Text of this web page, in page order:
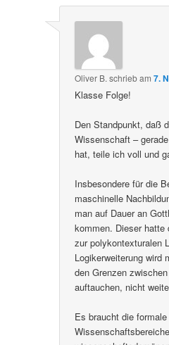
Oliver B. schrieb
Klasse Folge!
Den Standpunkt, daß
Wissenschaft –
hat, teile ich voll und
Insbesondere für die
maschinelle
man auf Dauer an
kommen. Dieser hatte
zur polykontexturalen
Logikerweiterung wird
den Grenzen
auftauchen, nicht
Es braucht die